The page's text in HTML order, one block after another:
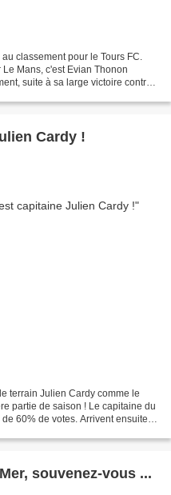
classement pour le Tours FC.
Mans, c'est Evian Thonon
suite à sa large victoire contre
Cardy !
terrain Julien Cardy comme le
partie de saison ! Le capitaine du
60% de votes. Arrivent ensuite
souvenez-vous ...